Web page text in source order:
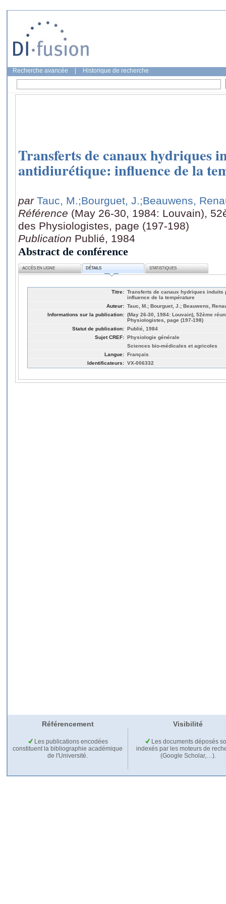
Recherche avancée Historique de recherche
Transferts de canaux hydriques
antidiurétique: influence de la
par Tauc, M.;Bourguet, J.;Beauwens,
Référence (May 26-30, 1984: Louvain),
des Physiologistes, page (197-198)
Publication Publié, 1984
Abstract de conférence
ACCÈS EN LIGNE DÉTAILS STATISTIQUES
Titre: Transferts de canaux hydriques induits
influence de la température
Auteur: Tauc, M.; Bourguet, J.; Beauwens,
Informations sur la publication: (May 26-30, 1984: Louvain), 52ème
Physiologistes, page (197-198)
Statut de publication: Publié, 1984
Sujet CREF: Physiologie générale
Sciences bio-médicales et agricoles
Langue: Français
Identificateurs: VX-006332
Référencement Visibilité
Les publications encodées
constituent la bibliographie académique
de l'Université.
Les documents déposés
indexés par les moteurs de
(Google Scholar,…).